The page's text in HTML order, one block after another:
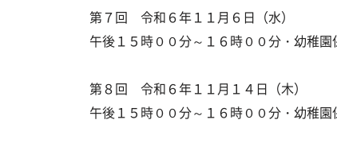
第７回 令和６年１１月６日（水）
午後１５時００分～１６時００分・幼稚園
第８回 令和６年１１月１４日（木）
午後１５時００分～１６時００分・幼稚園